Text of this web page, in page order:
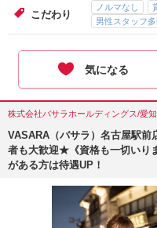
こだわり
ノルマなし
男性スタッフ
気になる
株式会社バサラホールディングス/愛
VASARA（バサラ）名古屋駅前
者も大歓迎★《資格も一切いり
がある方は待遇UP！